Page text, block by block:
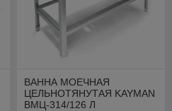
ВАННА МОЕЧНАЯ
ЦЕЛЬНОТЯНУТАЯ KAYMAN
ВМЦ-314/126 Л